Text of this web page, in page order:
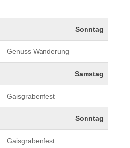
Sonntag
Genuss Wanderung
Samstag
Gaisgrabenfest
Sonntag
Gaisgrabenfest